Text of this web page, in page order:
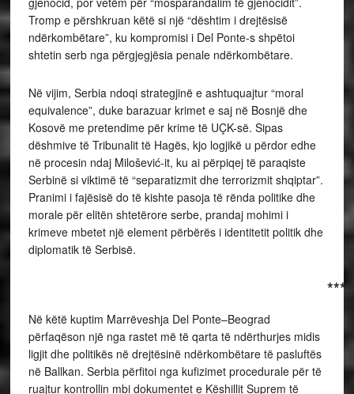
Tromp e përshkruan këtë si një “dështim i drejtësisë
ndërkombëtare”, ku kompromisi i Del Ponte-s shpëtoi
shtetin serb nga përgjegjësia penale ndërkombëtare.
Në vijim, Serbia ndoqi strategjinë e ashtuquajtur “moral
equivalence”, duke barazuar krimet e saj në Bosnjë dhe
Kosovë me pretendime për krime të UÇK-së. Sipas
dëshmive të Tribunalit të Hagës, kjo logjikë u përdor edhe
në procesin ndaj Milošević-it, ku ai përpiqej të paraqiste
Serbinë si viktimë të “separatizmit dhe terrorizmit shqiptar”.
Pranimi i fajësisë do të kishte pasoja të rënda politike dhe
morale për elitën shtetërore serbe, prandaj mohimi i
krimeve mbetet një element përbërës i identitetit politik dhe
diplomatik të Serbisë.
***
Në këtë kuptim Marrëveshja Del Ponte–Beograd
përfaqëson një nga rastet më të qarta të ndërthurjes midis
ligjit dhe politikës në drejtësinë ndërkombëtare të pasluftës
në Ballkan. Serbia përfitoi nga kufizimet procedurale për të
ruajtur kontrollin mbi dokumentet e Këshillit Suprem të